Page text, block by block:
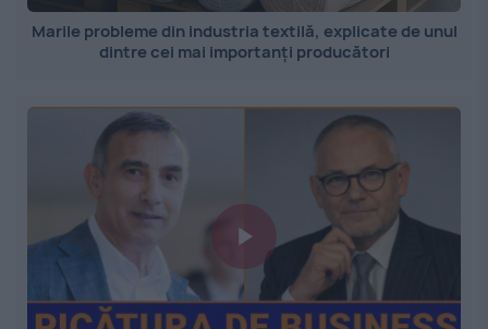
Marile probleme din industria textilă, explicate de unul
dintre cei mai importanți producători